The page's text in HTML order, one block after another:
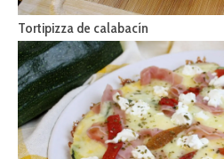
Tortipizza de calabacín